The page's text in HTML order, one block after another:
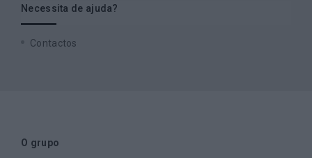
Necessita de ajuda?
Contactos
O grupo